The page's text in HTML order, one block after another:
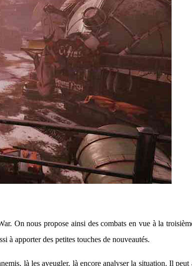
On nous propose ainsi des combats en vue à la
à apporter des petites touches de nouveautés.
là les aveugler, là encore analyser la situation. Il